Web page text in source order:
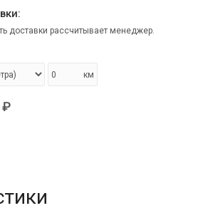
доставки рассчитывает менеджер.
км
₽